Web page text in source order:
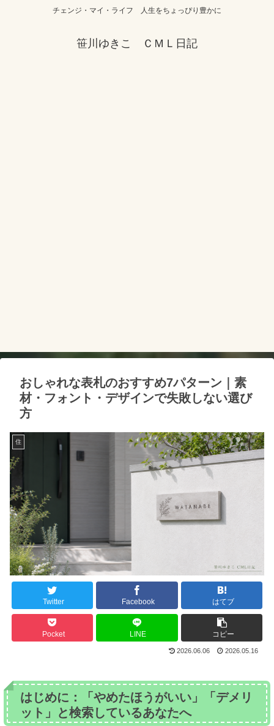
チェンジ・マイ・ライフ 人生をちょっぴり豊かに
笹川ゆきこ ＣＭＬ日記
おしゃれな表札のおすすめ7パターン｜素
材・フォント・デザインで失敗しない選び
方
住
Twitter Facebook はてブ
Pocket LINE コピー
2026.06.06 2026.05.16
はじめに：「やめたほうがいい」「デメリ
ット」と検索しているあなたへ